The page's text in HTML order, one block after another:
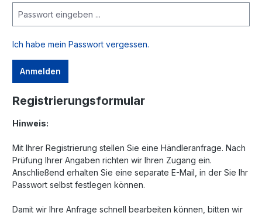
Ich habe mein Passwort vergessen.
Anmelden
Registrierungsformular
Hinweis:
Mit Ihrer Registrierung stellen Sie eine Händleranfrage. Nach
Prüfung Ihrer Angaben richten wir Ihren Zugang ein.
Anschließend erhalten Sie eine separate E-Mail, in der Sie Ihr
Passwort selbst festlegen können.
Damit wir Ihre Anfrage schnell bearbeiten können, bitten wir